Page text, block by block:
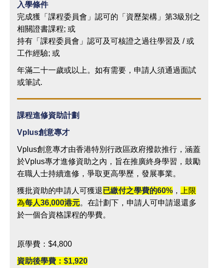
入學條件
完成獲「課程委員會」認可的「資歷架構」第3級別之
相關證書課程; 或
持有「課程委員會」認可及可核證之過往學習及 / 或
工作經驗; 或
年滿二十一歲或以上。如有需要，申請人須通過面試
或筆試.
課程進修資助計劃
Vplus創意專才
Vplus創意專才由香港特別行政區政府撥款推行，涵蓋
於Vplus專才進修資助之內，旨在推廣終身學習，鼓勵
在職人士持續進修，爭取更高學歷，發展事業。
獲批資助的申請人可獲退已繳付之學費的60% ，
上限
為每人36,000港元。在計劃下，申請人可申請退還多
於一個合資格課程的學費。
原學費：$4,800
資助後學費：$1,920